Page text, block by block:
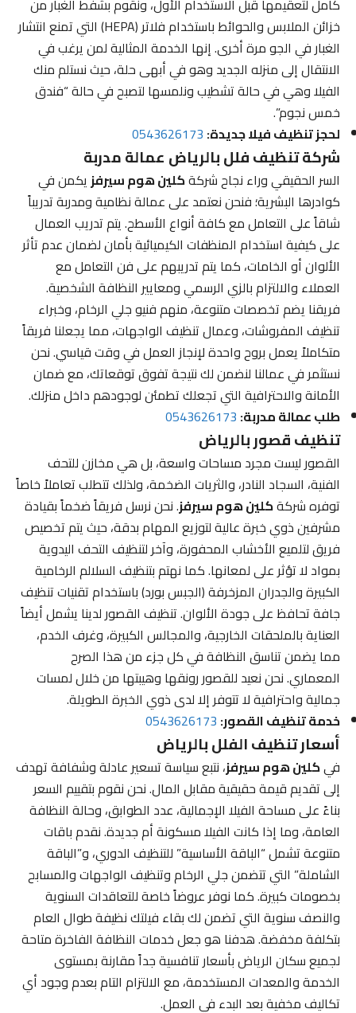
خزائن الملابس والحوائط باستخدام فلاتر (HEPA) التي تمنع انتشار
الغبار في الجو مرة أخرى. إنها الخدمة المثالية لمن يرغب في
الانتقال إلى منزله الجديد وهو في أبهى حلة، حيث نستلم منك
الفيلا وهي في حالة تشطيب ونلمسها لتصبح في حالة “فندق
خمس نجوم”.
لحجز تنظيف فيلا جديدة:0543626173
شركة تنظيف فلل بالرياض عمالة مدربة
السر الحقيقي وراء نجاح شركةكلين هوم سيرفزيكمن في
كوادرها البشرية؛ فنحن نعتمد على عمالة نظامية ومدربة تدريباً
شاقاً على التعامل مع كافة أنواع الأسطح. يتم تدريب العمال
على كيفية استخدام المنظفات الكيميائية بأمان لضمان عدم تأثر
الألوان أو الخامات، كما يتم تدريبهم على فن التعامل مع
العملاء والالتزام بالزي الرسمي ومعايير النظافة الشخصية.
فريقنا يضم تخصصات متنوعة، منهم فنيو جلي الرخام، وخبراء
تنظيف المفروشات، وعمال تنظيف الواجهات، مما يجعلنا فريقاً
متكاملاً يعمل بروح واحدة لإنجاز العمل في وقت قياسي. نحن
نستثمر في عمالنا لنضمن لك نتيجة تفوق توقعاتك، مع ضمان
الأمانة والاحترافية التي تجعلك تطمئن لوجودهم داخل منزلك.
طلب عمالة مدربة:0543626173
تنظيف قصور بالرياض
القصور ليست مجرد مساحات واسعة، بل هي مخازن للتحف
الفنية، السجاد النادر، والثريات الضخمة، ولذلك تتطلب تعاملاً خاصاً
توفره شركةكلين هوم سيرفز. نحن نرسل فريقاً ضخماً بقيادة
مشرفين ذوي خبرة عالية لتوزيع المهام بدقة، حيث يتم تخصيص
فريق لتلميع الأخشاب المحفورة، وآخر لتنظيف التحف اليدوية
بمواد لا تؤثر على لمعانها. كما نهتم بتنظيف السلالم الرخامية
الكبيرة والجدران المزخرفة (الجبس بورد) باستخدام تقنيات تنظيف
جافة تحافظ على جودة الألوان. تنظيف القصور لدينا يشمل أيضاً
العناية بالملحقات الخارجية، والمجالس الكبيرة، وغرف الخدم،
مما يضمن تناسق النظافة في كل جزء من هذا الصرح
المعماري. نحن نعيد للقصور رونقها وهيبتها من خلال لمسات
جمالية واحترافية لا تتوفر إلا لدى ذوي الخبرة الطويلة.
خدمة تنظيف القصور:0543626173
أسعار تنظيف الفلل بالرياض
فيكلين هوم سيرفز، نتبع سياسة تسعير عادلة وشفافة تهدف
إلى تقديم قيمة حقيقية مقابل المال. نحن نقوم بتقييم السعر
بناءً على مساحة الفيلا الإجمالية، عدد الطوابق، وحالة النظافة
العامة، وما إذا كانت الفيلا مسكونة أم جديدة. نقدم باقات
متنوعة تشمل “الباقة الأساسية” للتنظيف الدوري، و”الباقة
الشاملة” التي تتضمن جلي الرخام وتنظيف الواجهات والمسابح
بخصومات كبيرة. كما نوفر عروضاً خاصة للتعاقدات السنوية
والنصف سنوية التي تضمن لك بقاء فيلتك نظيفة طوال العام
بتكلفة مخفضة. هدفنا هو جعل خدمات النظافة الفاخرة متاحة
لجميع سكان الرياض بأسعار تنافسية جداً مقارنة بمستوى
الخدمة والمعدات المستخدمة، مع الالتزام التام بعدم وجود أي
تكاليف مخفية بعد البدء في العمل.